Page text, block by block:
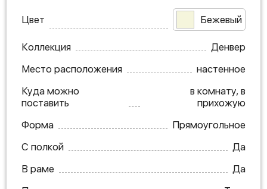
Цвет Бежевый
Коллекция
Денвер
Место расположения
настенное
Куда можно
поставить
в комнату, в
прихожую
Форма
Прямоугольное
С полкой
Да
В раме
Да